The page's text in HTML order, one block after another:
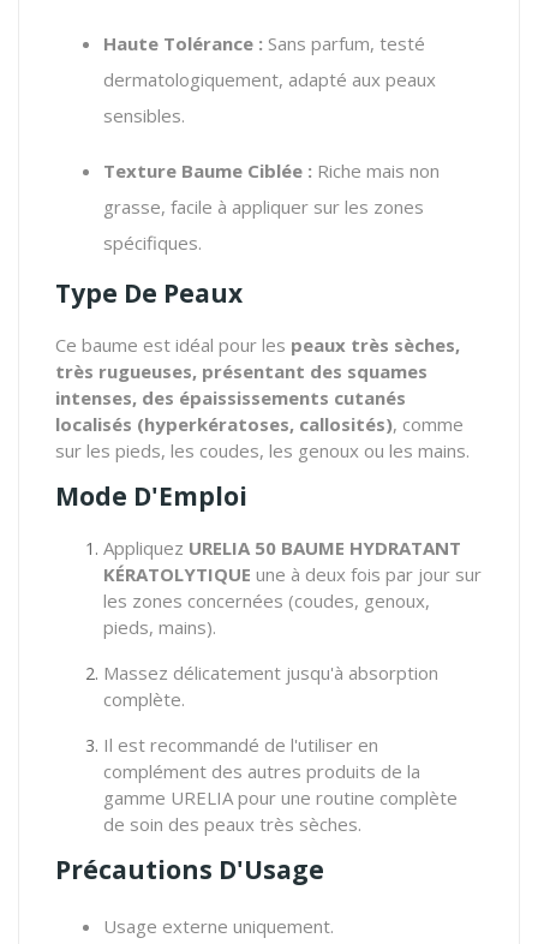
Haute Tolérance : Sans parfum, testé
dermatologiquement, adapté aux peaux
sensibles.
Texture Baume Ciblée : Riche mais non
grasse, facile à appliquer sur les zones
spécifiques.
Type De Peaux
Ce baume est idéal pour les peaux très sèches,
très rugueuses, présentant des squames
intenses, des épaississements cutanés
localisés (hyperkératoses, callosités), comme
sur les pieds, les coudes, les genoux ou les mains.
Mode D'Emploi
Appliquez URELIA 50 BAUME HYDRATANT
KÉRATOLYTIQUE une à deux fois par jour sur
les zones concernées (coudes, genoux,
pieds, mains).
Massez délicatement jusqu'à absorption
complète.
Il est recommandé de l'utiliser en
complément des autres produits de la
gamme URELIA pour une routine complète
de soin des peaux très sèches.
Précautions D'Usage
Usage externe uniquement.